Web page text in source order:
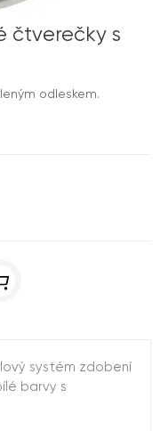
čtverečky s
odleskem.
systém zdobení
barvy s